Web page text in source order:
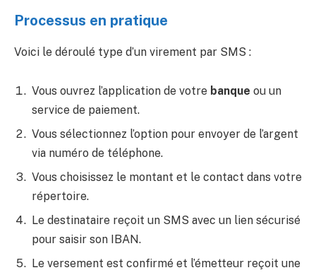
Processus en pratique
Voici le déroulé type d’un virement par SMS :
Vous ouvrez l’application de votre banque ou un
service de paiement.
Vous sélectionnez l’option pour envoyer de l’argent
via numéro de téléphone.
Vous choisissez le montant et le contact dans votre
répertoire.
Le destinataire reçoit un SMS avec un lien sécurisé
pour saisir son IBAN.
Le versement est confirmé et l’émetteur reçoit une